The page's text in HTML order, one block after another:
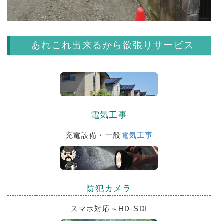
あれこれ出来るから欲張りサービス
電気工事
充電設備・一般電気工事
防犯カメラ
スマホ対応～HD-SDI